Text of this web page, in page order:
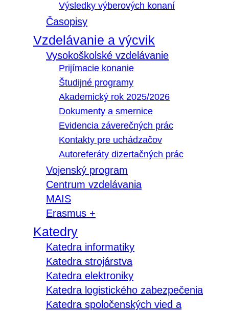
Výsledky výberových konaní
Časopisy
Vzdelávanie a výcvik
Vysokoškolské vzdelávanie
Prijímacie konanie
Študijné programy
Akademický rok 2025/2026
Dokumenty a smernice
Evidencia záverečných prác
Kontakty pre uchádzačov
Autoreferáty dizertačných prác
Vojenský program
Centrum vzdelávania
MAIS
Erasmus +
Katedry
Katedra informatiky
Katedra strojárstva
Katedra elektroniky
Katedra logistického zabezpečenia
Katedra spoločenských vied a